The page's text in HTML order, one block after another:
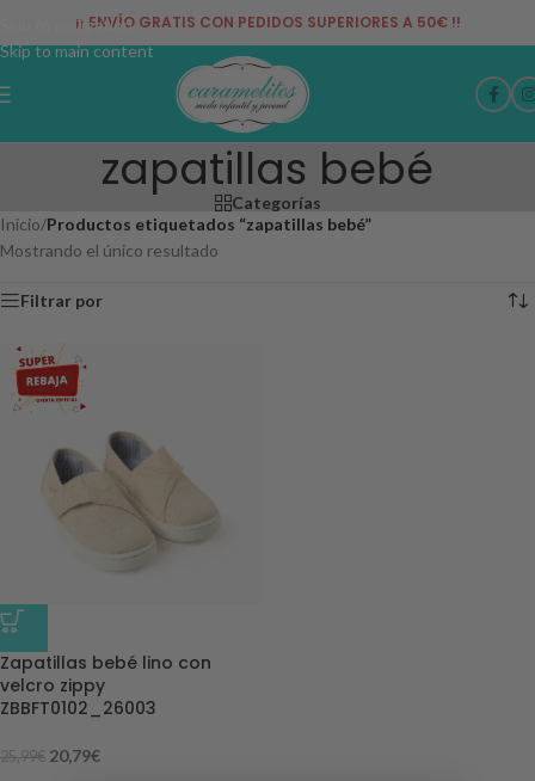
Skip to navigation
Skip to main content
¡¡ ENVÍO GRATIS CON PEDIDOS SUPERIORES A 50€ !!
zapatillas bebé
Categorías
Inicio/Productos etiquetados “zapatillas bebé”
Mostrando el único resultado
Filtrar por
-20%
Zapatillas bebé lino con
velcro zippy
ZBBFT0102_26003
25,99€ 20,79€